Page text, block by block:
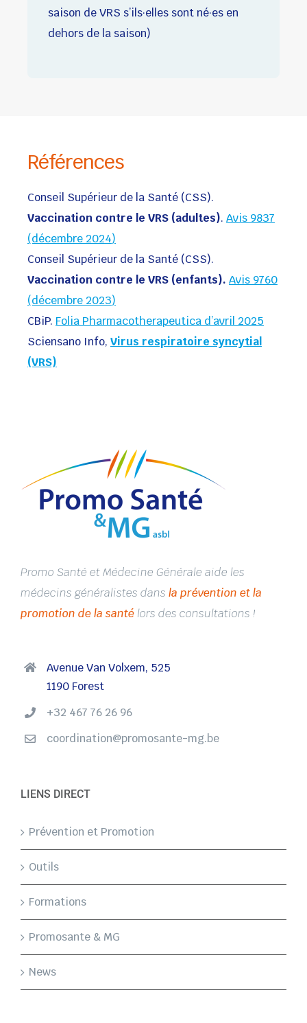
saison de VRS s’ils·elles sont né·es en
dehors de la saison)
Références
Conseil Supérieur de la Santé (CSS).
Vaccination contre le VRS (adultes). Avis 9837
(décembre 2024)
Conseil Supérieur de la Santé (CSS).
Vaccination contre le VRS (enfants). Avis 9760
(décembre 2023)
CBiP. Folia Pharmacotherapeutica d’avril 2025
Sciensano Info, Virus respiratoire syncytial
(VRS)
Promo Santé et Médecine Générale aide les
médecins généralistes dans la prévention et la
promotion de la santé lors des consultations !
Avenue Van Volxem, 525
1190 Forest
+32 467 76 26 96
coordination@promosante-mg.be
LIENS DIRECT
Prévention et Promotion
Outils
Formations
Promosante & MG
News